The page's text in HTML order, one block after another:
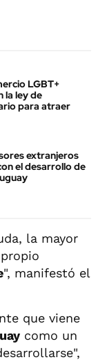
LGBT+
la ley de
para atraer
extranjeros
el desarrollo de
la mayor
", manifestó el
que viene
como un